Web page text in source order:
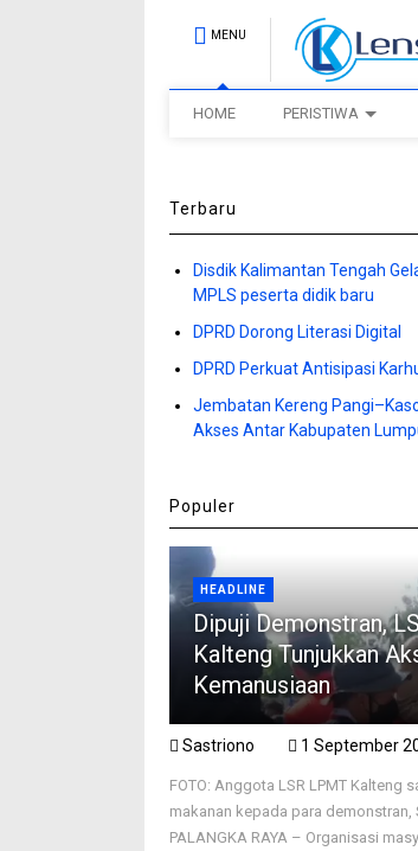
MENU
HOME PERISTIWA
Terbaru
Disdik Kalimantan Tengah
MPLS peserta didik baru
DPRD Dorong Literasi Digital
DPRD Perkuat Antisipasi
Jembatan Kereng
Akses Antar Kabupaten
Populer
HEADLINE
Dipuji Demonstran,
Kalteng Tunjukkan
Kemanusiaan
Sastriono 1 September
FOTO: Anggota LSR LPMT Kalteng
makanan kepada para demonstran,
PALANGKA RAYA – Organisasi